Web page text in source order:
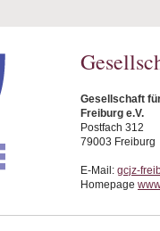
Gesellschaft
Freiburg e.V.
Postfach 312
79003 Freiburg
E-Mail: gcjz-
Homepage